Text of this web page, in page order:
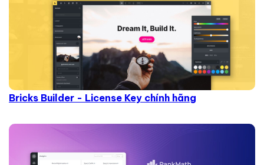
Bricks Builder - License Key chính hãng